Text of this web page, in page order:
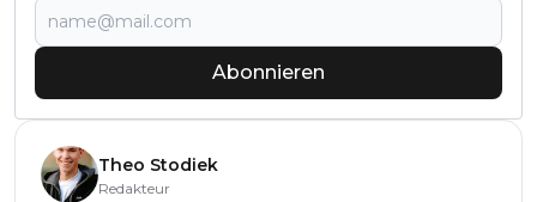
Abonnieren
Theo Stodiek
Redakteur